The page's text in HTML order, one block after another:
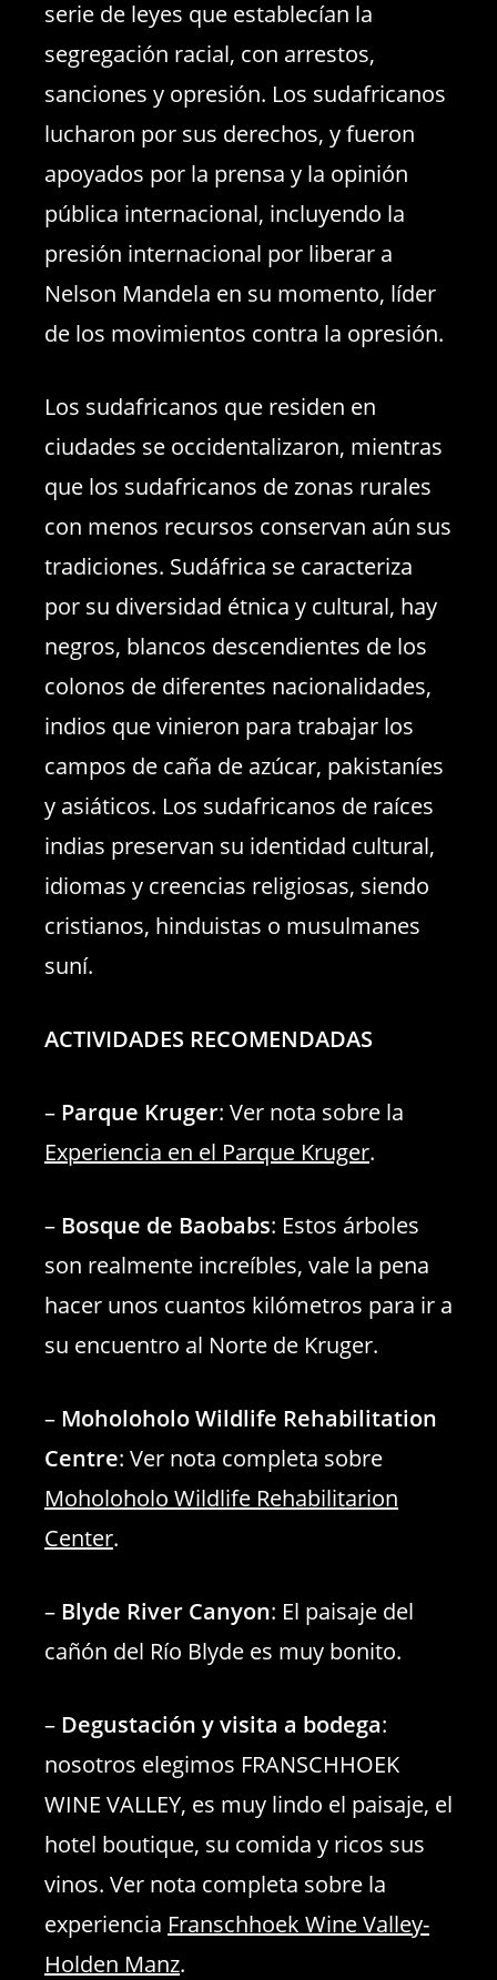
serie de leyes que establecían la
segregación racial, con arrestos,
sanciones y opresión. Los sudafricanos
lucharon por sus derechos, y fueron
apoyados por la prensa y la opinión
pública internacional, incluyendo la
presión internacional por liberar a
Nelson Mandela en su momento, líder
de los movimientos contra la opresión.
Los sudafricanos que residen en
ciudades se occidentalizaron, mientras
que los sudafricanos de zonas rurales
con menos recursos conservan aún sus
tradiciones. Sudáfrica se caracteriza
por su diversidad étnica y cultural, hay
negros, blancos descendientes de los
colonos de diferentes nacionalidades,
indios que vinieron para trabajar los
campos de caña de azúcar, pakistaníes
y asiáticos. Los sudafricanos de raíces
indias preservan su identidad cultural,
idiomas y creencias religiosas, siendo
cristianos, hinduistas o musulmanes
suní.
ACTIVIDADES RECOMENDADAS
– Parque Kruger: Ver nota sobre la
Experiencia en el Parque Kruger.
– Bosque de Baobabs: Estos árboles
son realmente increíbles, vale la pena
hacer unos cuantos kilómetros para ir a
su encuentro al Norte de Kruger.
– Moholoholo Wildlife Rehabilitation
Centre: Ver nota completa sobre
Moholoholo Wildlife Rehabilitarion
Center.
– Blyde River Canyon: El paisaje del
cañón del Río Blyde es muy bonito.
– Degustación y visita a bodega:
nosotros elegimos FRANSCHHOEK
WINE VALLEY, es muy lindo el paisaje, el
hotel boutique, su comida y ricos sus
vinos. Ver nota completa sobre la
experiencia Franschhoek Wine Valley-
Holden Manz.